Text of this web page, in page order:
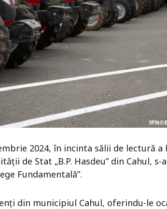
2024, în incinta sălii de lectură
de Stat „B.P. Hasdeu” din Cahul,
Fundamentală”.
din municipiul Cahul, oferindu-le